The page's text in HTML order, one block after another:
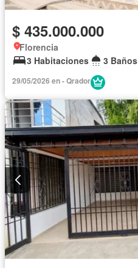
$ 435.000.000
Florencia
3 Habitaciones
3 Baños
29/05/2026 en - Qrador